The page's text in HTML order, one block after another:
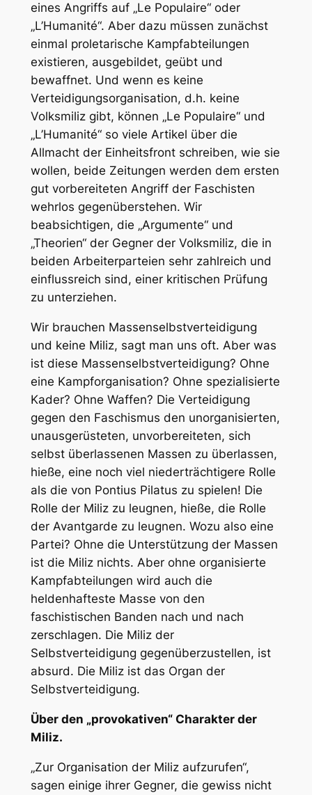
eines Angriffs auf „Le Populaire“ oder
„L’Humanité“. Aber dazu müssen zunächst
einmal proletarische Kampfabteilungen
existieren, ausgebildet, geübt und
bewaffnet. Und wenn es keine
Verteidigungsorganisation, d.h. keine
Volksmiliz gibt, können „Le Populaire“ und
„L’Humanité“ so viele Artikel über die
Allmacht der Einheitsfront schreiben, wie sie
wollen, beide Zeitungen werden dem ersten
gut vorbereiteten Angriff der Faschisten
wehrlos gegenüberstehen. Wir
beabsichtigen, die „Argumente“ und
„Theorien“ der Gegner der Volksmiliz, die in
beiden Arbeiterparteien sehr zahlreich und
einflussreich sind, einer kritischen Prüfung
zu unterziehen.
Wir brauchen Massenselbstverteidigung
und keine Miliz, sagt man uns oft. Aber was
ist diese Massenselbstverteidigung? Ohne
eine Kampforganisation? Ohne spezialisierte
Kader? Ohne Waffen? Die Verteidigung
gegen den Faschismus den unorganisierten,
unausgerüsteten, unvorbereiteten, sich
selbst überlassenen Massen zu überlassen,
hieße, eine noch viel niederträchtigere Rolle
als die von Pontius Pilatus zu spielen! Die
Rolle der Miliz zu leugnen, hieße, die Rolle
der Avantgarde zu leugnen. Wozu also eine
Partei? Ohne die Unterstützung der Massen
ist die Miliz nichts. Aber ohne organisierte
Kampfabteilungen wird auch die
heldenhafteste Masse von den
faschistischen Banden nach und nach
zerschlagen. Die Miliz der
Selbstverteidigung gegenüberzustellen, ist
absurd. Die Miliz ist das Organ der
Selbstverteidigung.
Über den „provokativen“ Charakter der
Miliz.
„Zur Organisation der Miliz aufzurufen“,
sagen einige ihrer Gegner, die gewiss nicht